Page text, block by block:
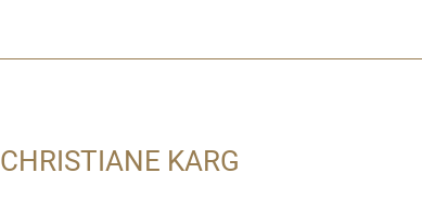
CHRISTIANE KARG